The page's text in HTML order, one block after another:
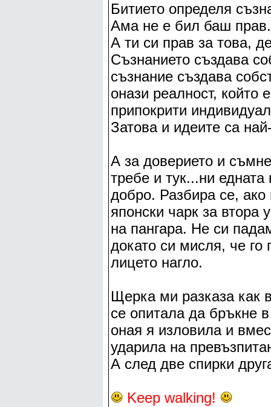
Битието определя
Ама не е бил баш прав.
А ти си прав за това,
Съзнанието създава
съзнание създава
онази реалност, който
припокрити
Затова и идеите са
А за доверието и
требе и тук...ни едната
добро. Разбира се,
японски чарк за втора
на пангара. Не си
докато си мисля, че
лицето нагло.
Щерка ми разказа как
се опитала да бръкне
оная я изловила и
ударила на
А след две спирки
Keep walking!